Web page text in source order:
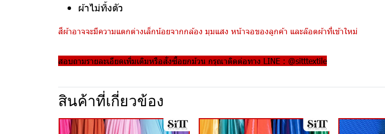
ผ้าไม่ทิ้งตัว
สีผ้าอาจจะมีความแตกต่างเล็กน้อยจากกล้อง มุมแสง หน้าจอของลูกค้า และล๊อตผ้าที่เข้าใหม่
สอบถามรายละเอียดเพิ่มเติมหรือสั่งซื้อยกม้วน กรุณาติดต่อทาง LINE : @sitttextile
สินค้าที่เกี่ยวข้อง